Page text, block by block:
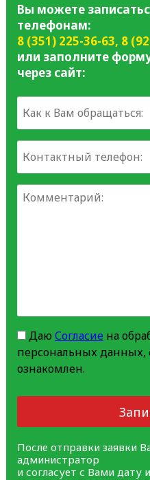
Вы можете
телефонам:
8 (351) 225-36-63, 8
или заполните
через сайт:
Даю Согласиена
персональных данных,
ознакомлен.
После отправки заявки
администратор
и согласует с Вами дату